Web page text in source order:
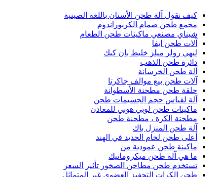
كيف نقول آلة طحن الأسنان باللغة الصينية
مجمع طحن صمام الكربوراندوم
شيناي مصنعي ماكينات طحن الطعام
آلات طحن ايفا
ليهي رولر ميلز خليط بان كيك
دائرة طحن الذهب
آلة طحن الخرسانة
آلات طحن بيع موالف جاكرتا
حلقة طحن مطحنة الأسطوانة
آلة لقياس حجم الجسيمات طحن
ماكينات طحن لوبي هوبي للمعادن
مطحنة الكرة ، مطحنة طحن
آلة طحن المنزل باك
أعلى طحن لخام الحديد في الهند
ماكينة طحن عمودية من
ما هي آلة طحن ميكروماتيك
تستخدم طحن مطاحن الصخور تأثير السعر
طحن الكرات التحفيز العضوي غير المتماثل